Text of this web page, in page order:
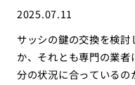
2025.07.11
サッシの鍵の交換を検
か、それとも専門の業
分の状況に合っているの